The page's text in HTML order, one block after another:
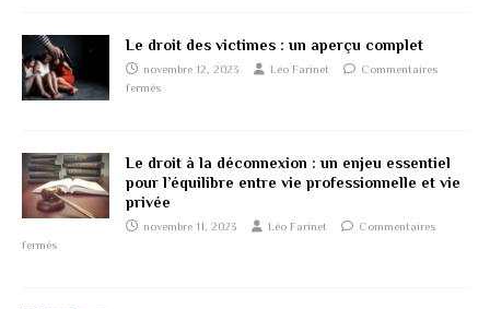
Le droit des victimes : un aperçu complet
novembre 12, 2023 Léo Farinet
Commentaires
fermés
Le droit à la déconnexion : un enjeu essentiel
pour l’équilibre entre vie professionnelle et vie
privée
novembre 11, 2023 Léo Farinet
Commentaires
fermés